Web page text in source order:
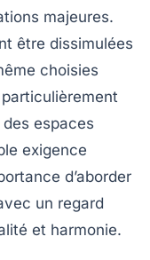
majeures.
être dissimulées
choisies
espaces
exigence
d’aborder
un regard
et harmonie.